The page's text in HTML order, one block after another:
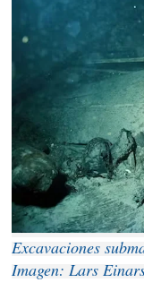
Excavaciones
Imagen: Lars